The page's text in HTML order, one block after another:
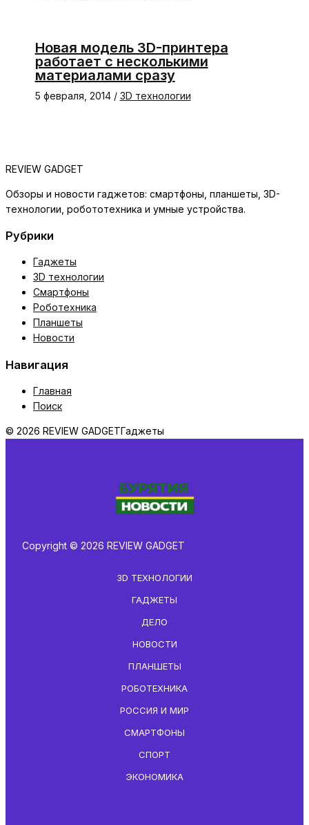
Новая модель 3D-принтера
работает с несколькими
материалами сразу
5 февраля, 2014 / 3D технологии
REVIEW GADGET
Обзоры и новости гаджетов: смартфоны, планшеты, 3D-
технологии, робототехника и умные устройства.
Рубрики
Гаджеты
3D технологии
Смартфоны
Роботехника
Планшеты
Новости
Навигация
Главная
Поиск
© 2026 REVIEW GADGETГаджеты
Copyright © 2026 REVIEW GADGET
3D ТЕХНОЛОГИИ
ГАДЖЕТЫ
ДЕЛО
НОВОСТИ
ПЛАНШЕТЫ
РОБОТЕХНИКА
РОССИЯ И МИР
СМАРТФОНЫ
СПОРТ
ЭКОНОМИКА